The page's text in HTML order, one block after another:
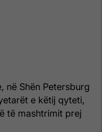
në Shën Petersburg
e këtij qyteti,
të mashtrimit prej